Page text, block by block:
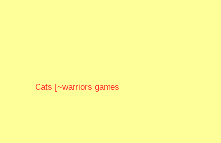
Cats [~warriors games